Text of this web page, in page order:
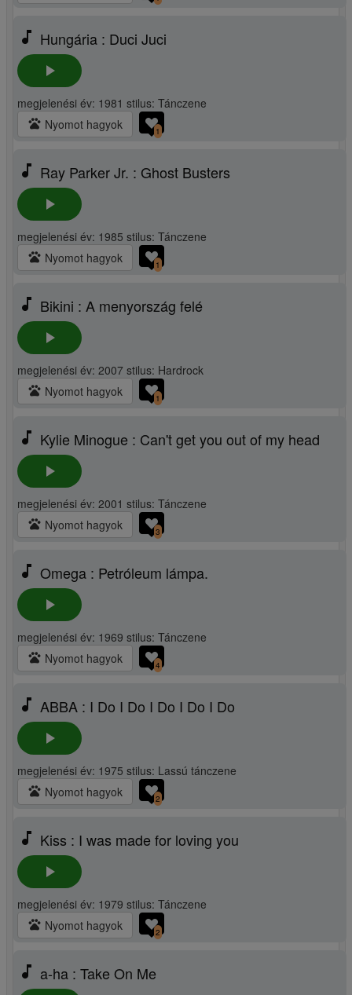
music_note Hungária : Duci Juci
play_arrow
megjelenési év: 1981 stilus: Tánczene
pets Nyomot hagyok 1
music_note Ray Parker Jr. : Ghost Busters
play_arrow
megjelenési év: 1985 stilus: Tánczene
pets Nyomot hagyok 1
music_note Bikini : A menyország felé
play_arrow
megjelenési év: 2007 stilus: Hardrock
pets Nyomot hagyok 1
music_note Kylie Minogue : Can't get you out of my head
play_arrow
megjelenési év: 2001 stilus: Tánczene
pets Nyomot hagyok 3
music_note Omega : Petróleum lámpa.
play_arrow
megjelenési év: 1969 stilus: Tánczene
pets Nyomot hagyok 4
music_note ABBA : I Do I Do I Do I Do I Do
play_arrow
megjelenési év: 1975 stilus: Lassú tánczene
pets Nyomot hagyok 2
music_note Kiss : I was made for loving you
play_arrow
megjelenési év: 1979 stilus: Tánczene
pets Nyomot hagyok 2
music_note a-ha : Take On Me